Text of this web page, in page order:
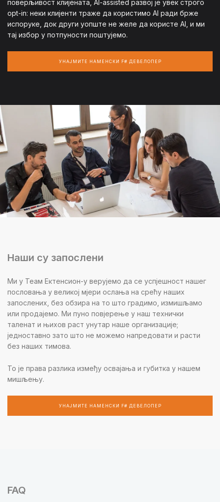
поверљивост клијената, AI-assisted развој је увек строго
opt-in: неки клијенти траже да користимо AI ради брже
испоруке, док други уопште не желе да користе AI, и ми
тај избор у потпуности поштујемо.
УНАЈМИТЕ НАМЕНСКИ F# ДЕВЕЛОПЕР
Наши су запослени
Ми у Теам Ектенсион-у верујемо да се успјешност нашег
пословања у великој мјери ослања на срећу наших
запослених, без обзира на то што градимо, измишљамо
или продајемо. Ми пуно повјерење у наш технички
таленат и њихов раст унутар наше организације;
једноставно зато што не можемо напредовати и расти
без наших тимова.
То је права разлика између освајања и губитка у нашем
мишљењу.
УНАЈМИТЕ НАМЕНСКИ F# ДЕВЕЛОПЕР
FAQ